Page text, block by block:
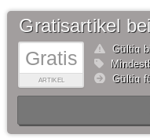
Gratis
ARTIKEL
Gratisartikel
Gültig
Gültig